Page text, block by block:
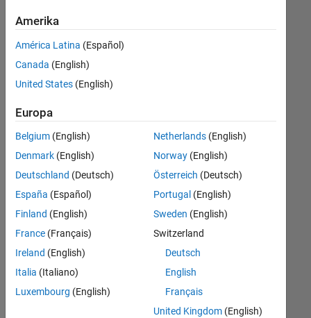
Derzeit
es
keine
offenen
Stellen,
Ihren
Suchkriterien
entsprechen.
können
die
Suchkriterien
weiter
fassen
oder
alle
Stellenangebote
anzeigen .
Amerika
América Latina (Español)
Canada (English)
United States (English)
Europa
Belgium (English)
Denmark (English)
Deutschland (Deutsch)
España (Español)
Finland (English)
France (Français)
Ireland (English)
Italia (Italiano)
Luxembourg (English)
Netherlands(English)
Norway(English)
Österreich (Deutsch)
Portugal (English)
Sweden (English)
Switzerland
Deutsch
English
Français
United Kingdom(English)